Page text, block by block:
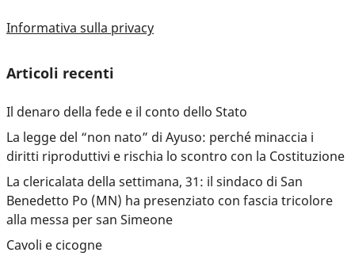
Informativa sulla privacy
Articoli recenti
Il denaro della fede e il conto dello Stato
La legge del “non nato” di Ayuso: perché minaccia i
diritti riproduttivi e rischia lo scontro con la Costituzione
La clericalata della settimana, 31: il sindaco di San
Benedetto Po (MN) ha presenziato con fascia tricolore
alla messa per san Simeone
Cavoli e cicogne